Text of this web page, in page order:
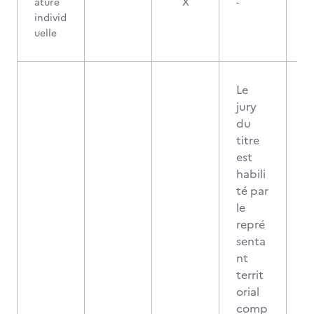
individ
uelle
Le
jury
du
titre
est
habili
té par
le
repré
senta
nt
territ
orial
comp